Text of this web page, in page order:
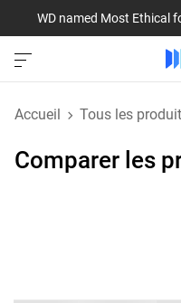
WD named Most Ethical
Accueil Tous les
Comparer les